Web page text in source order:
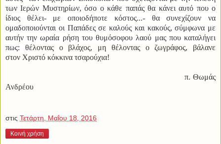
των Ιερών Μυστηρίων, όσο ο κάθε παπάς θα κάνει αυτό που ο
ίδιος θέλει- με οποιοδήποτε κόστος...- θα συνεχίζουν να
ομαδοποιούνται οι Παπάδες σε καλούς και κακούς, σύμφωνα με
αυτήν την ωραία ρήση του θυμόσοφου λαού μας που καταλήγει
πως: θέλοντας ο βλάχος, μη θέλοντας ο ζωγράφος, βάλανε
στον Χριστό κόκκινα τσαρούχια!
π. Θωμάς
Ανδρέου
στις Τετάρτη, Μαΐου 18, 2016
Κοινή χρήση